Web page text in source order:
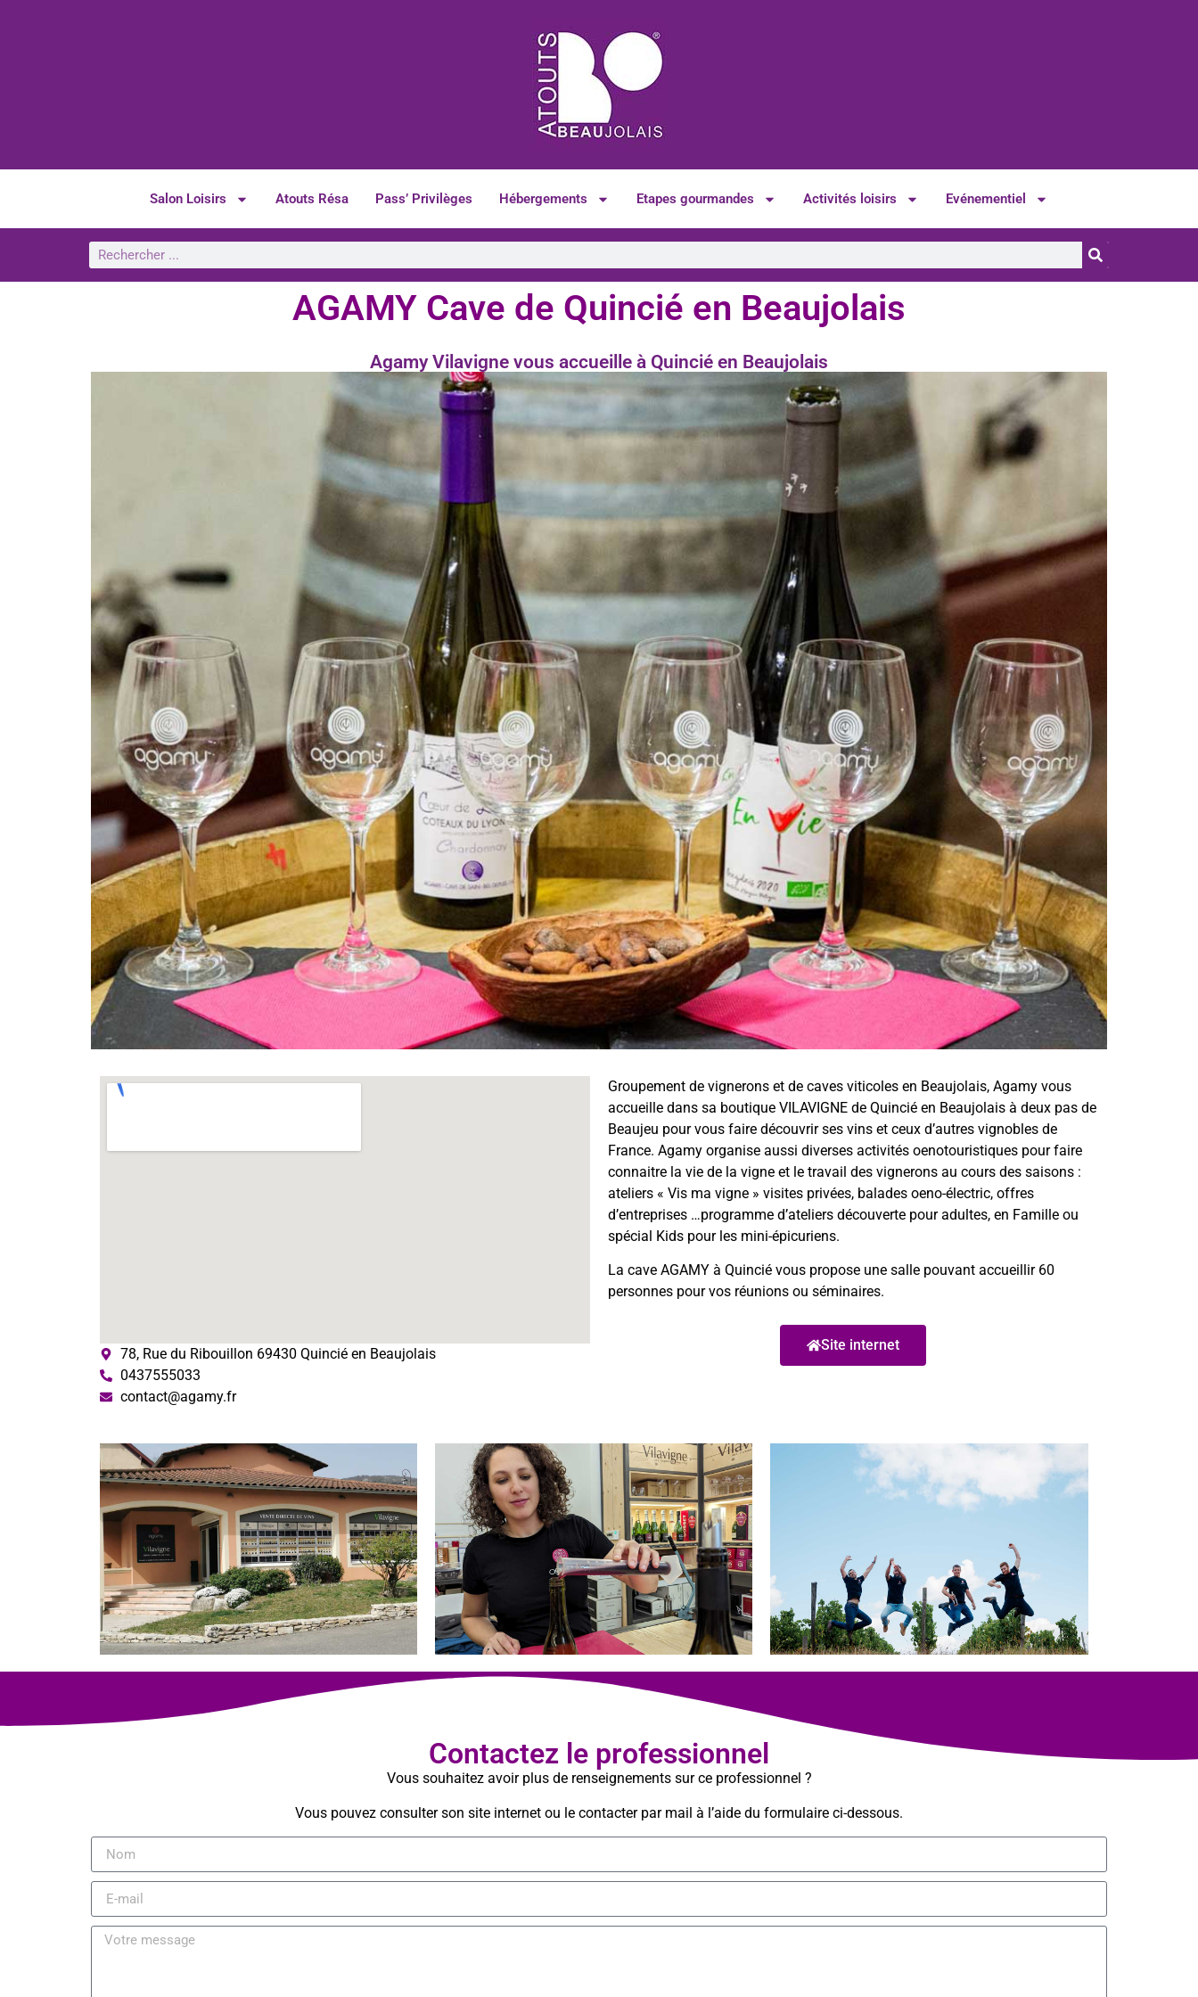
Salon Loisirs Atouts Résa Pass’ Privilèges Hébergements Etapes gourmandes Activités loisirs Evénementiel
AGAMY Cave de Quincié en Beaujolais
Agamy Vilavigne vous accueille à Quincié en Beaujolais
78, Rue du Ribouillon 69430 Quincié en Beaujolais
0437555033
contact@agamy.fr
Groupement de vignerons et de caves viticoles en Beaujolais, Agamy vous
accueille dans sa boutique VILAVIGNE de Quincié en Beaujolais à deux pas de
Beaujeu pour vous faire découvrir ses vins et ceux d’autres vignobles de
France. Agamy organise aussi diverses activités oenotouristiques pour faire
connaitre la vie de la vigne et le travail des vignerons au cours des saisons :
ateliers « Vis ma vigne » visites privées, balades oeno-électric, offres
d’entreprises …programme d’ateliers découverte pour adultes, en Famille ou
spécial Kids pour les mini-épicuriens.
La cave AGAMY à Quincié vous propose une salle pouvant accueillir 60
personnes pour vos réunions ou séminaires.
Site internet
Contactez le professionnel
Vous souhaitez avoir plus de renseignements sur ce professionnel ?
Vous pouvez consulter son site internet ou le contacter par mail à l’aide du formulaire ci-dessous.